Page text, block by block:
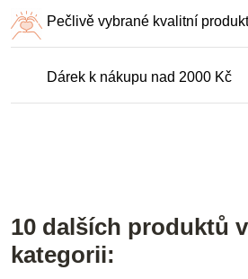
Pečlivě vybrané kvalitní
Dárek k nákupu nad 2000 Kč
10 dalších produktů
kategorii: